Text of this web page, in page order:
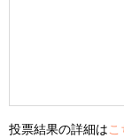
投票結果の詳細はこ